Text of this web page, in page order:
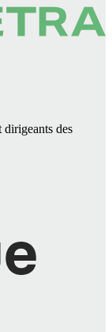
dirigeants des